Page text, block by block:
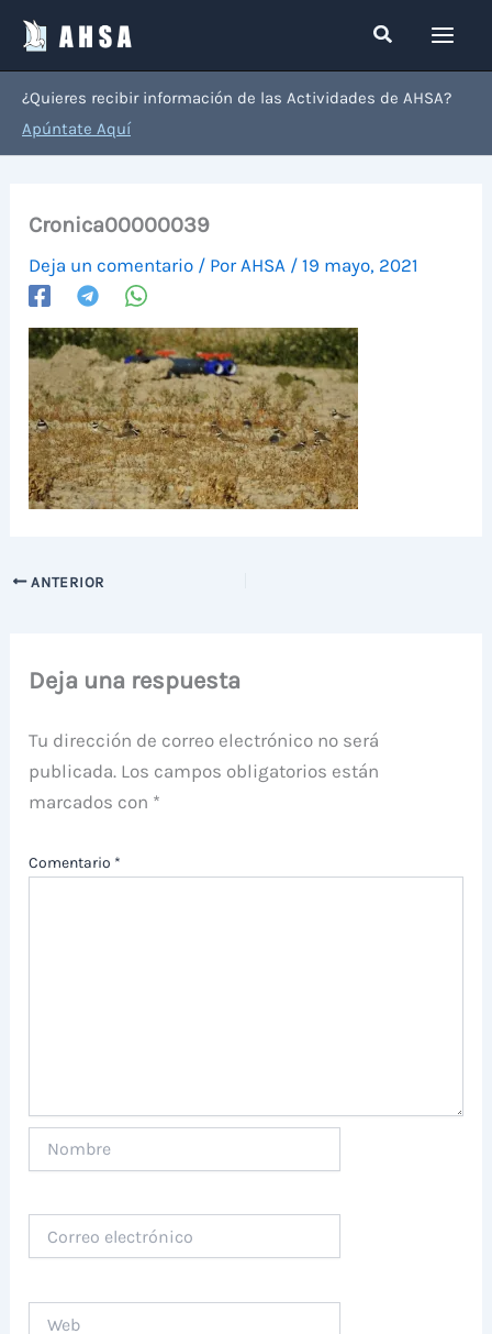
contenido
Buscar
¿Quieres recibir información de las Actividades de AHSA?
Apúntate Aquí
Cronica00000039
Deja un comentario / Por AHSA /19 mayo, 2021
ANTERIOR
Deja una respuesta
Tu dirección de correo electrónico no será
publicada. Los campos obligatorios están
marcados con *
Comentario *
electrónico